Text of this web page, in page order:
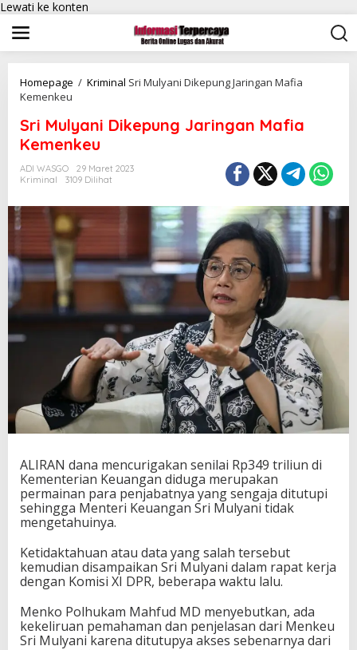
Lewati ke konten
Homepage / Kriminal Sri Mulyani Dikepung Jaringan Mafia
Kemenkeu
Sri Mulyani Dikepung Jaringan Mafia
Kemenkeu
ADI WASGO
29 Maret 2023
Kriminal
3109 Dilihat
ALIRAN dana mencurigakan senilai Rp349 triliun di
Kementerian Keuangan diduga merupakan
permainan para penjabatnya yang sengaja ditutupi
sehingga Menteri Keuangan Sri Mulyani tidak
mengetahuinya.
Ketidaktahuan atau data yang salah tersebut
kemudian disampaikan Sri Mulyani dalam rapat kerja
dengan Komisi XI DPR, beberapa waktu lalu.
Menko Polhukam Mahfud MD menyebutkan, ada
kekeliruan pemahaman dan penjelasan dari Menkeu
Sri Mulyani karena ditutupya akses sebenarnya dari